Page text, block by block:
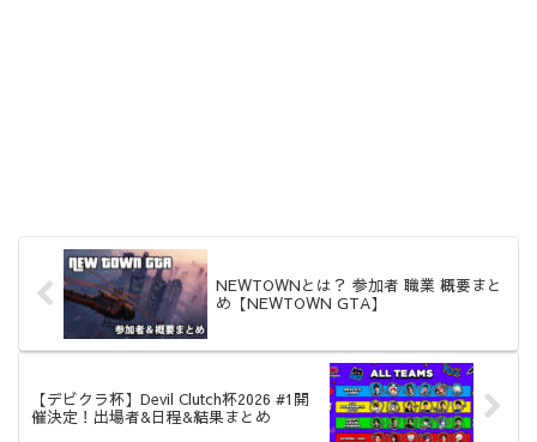
NEWTOWNとは？ 参加者 職業 概要まと
め【NEWTOWN GTA】
【デビクラ杯】Devil Clutch杯2026 #1開
催決定！出場者&日程&結果まとめ